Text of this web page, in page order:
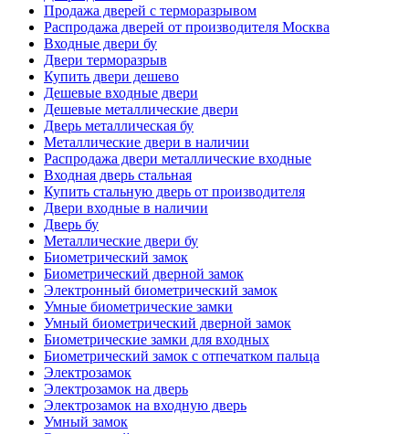
Продажа дверей с терморазрывом
Распродажа дверей от производителя Москва
Входные двери бу
Двери терморазрыв
Купить двери дешево
Дешевые входные двери
Дешевые металлические двери
Дверь металлическая бу
Металлические двери в наличии
Распродажа двери металлические входные
Входная дверь стальная
Купить стальную дверь от производителя
Двери входные в наличии
Дверь бу
Металлические двери бу
Биометрический замок
Биометрический дверной замок
Электронный биометрический замок
Умные биометрические замки
Умный биометрический дверной замок
Биометрические замки для входных
Биометрический замок с отпечатком пальца
Электрозамок
Электрозамок на дверь
Электрозамок на входную дверь
Умный замок